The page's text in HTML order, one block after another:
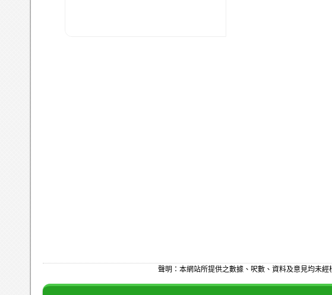
聲明：本網站所提供之數據、呎數、資料及意見均未